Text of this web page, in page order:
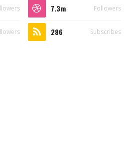
7.3m Followers
286 Subscribes